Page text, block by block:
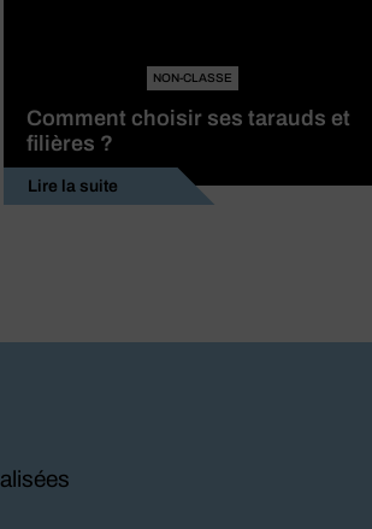
NON-CLASSE
Comment choisir ses tarauds et
filières ?
Lire la suite